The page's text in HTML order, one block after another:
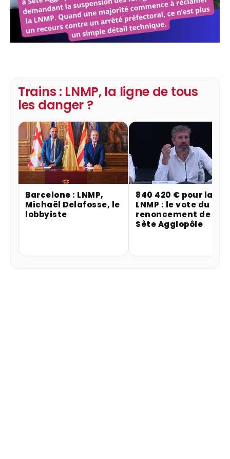
Trains : LNMP, la ligne de tous
les danger ?
Barcelone : LNMP,
Michaël Delafosse, le
lobbyiste
840 420 € pour la
LNMP : le vote du
renoncement de
Sète Agglopôle